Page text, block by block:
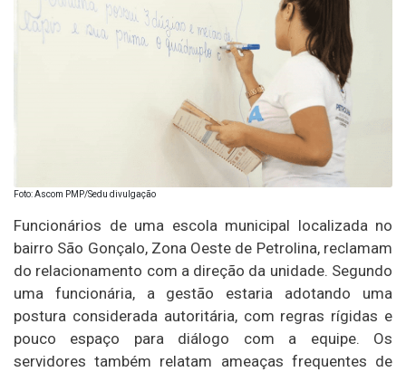
Foto: Ascom PMP/Sedu divulgação
Funcionários de uma escola municipal localizada no
bairro São Gonçalo, Zona Oeste de Petrolina, reclamam
do relacionamento com a direção da unidade. Segundo
uma funcionária, a gestão estaria adotando uma
postura considerada autoritária, com regras rígidas e
pouco espaço para diálogo com a equipe. Os
servidores também relatam ameaças frequentes de